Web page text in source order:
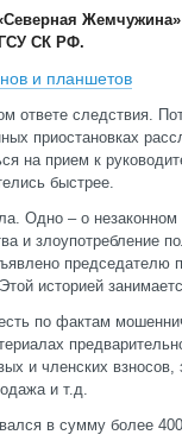
ГСУ СК РФ.
и планшетов
ответе следствия.
приостановках
на прием к
быстрее.
Одно – о незаконном
и злоупотребление
историей
по фактам
и членских взносов,
и т.д.
в сумму более